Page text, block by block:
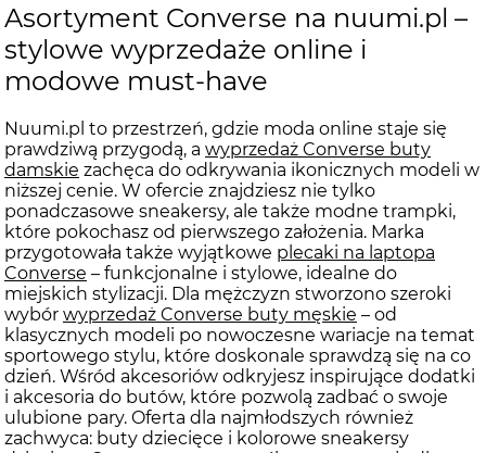
Asortyment Converse na nuumi.pl –
stylowe wyprzedaże online i
modowe must-have
Nuumi.pl to przestrzeń, gdzie moda online staje się
prawdziwą przygodą, a wyprzedaż Converse buty
damskie zachęca do odkrywania ikonicznych modeli w
niższej cenie. W ofercie znajdziesz nie tylko
ponadczasowe sneakersy, ale także modne trampki,
które pokochasz od pierwszego założenia. Marka
przygotowała także wyjątkowe plecaki na laptopa
Converse – funkcjonalne i stylowe, idealne do
miejskich stylizacji. Dla mężczyzn stworzono szeroki
wybór wyprzedaż Converse buty męskie – od
klasycznych modeli po nowoczesne wariacje na temat
sportowego stylu, które doskonale sprawdzą się na co
dzień. Wśród akcesoriów odkryjesz inspirujące dodatki
i akcesoria do butów, które pozwolą zadbać o swoje
ulubione pary. Oferta dla najmłodszych również
zachwyca: buty dziecięce i kolorowe sneakersy